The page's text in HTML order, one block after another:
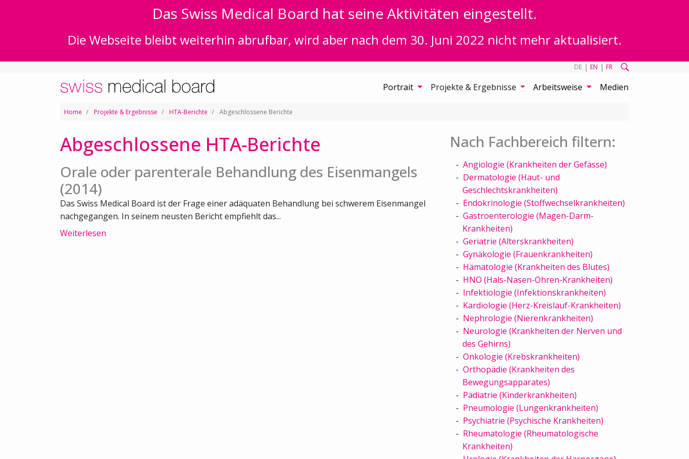
Das Swiss Medical Board hat seine Aktivitäten eingestellt.
Die Webseite bleibt weiterhin abrufbar, wird aber nach dem 30. Juni 2022 nicht mehr aktualisiert.
DE | EN | FR
Portrait Projekte & Ergebnisse Arbeitsweise Medien
Home Projekte & Ergebnisse HTA-Berichte Abgeschlossene Berichte
Abgeschlossene HTA-Berichte
Orale oder parenterale Behandlung des Eisenmangels
(2014)
Das Swiss Medical Board ist der Frage einer adäquaten Behandlung bei schwerem Eisenmangel
nachgegangen. In seinem neusten Bericht empfiehlt das...
Weiterlesen
Nach Fachbereich filtern:
Angiologie (Krankheiten der Gefässe)
Dermatologie (Haut- und
Geschlechtskrankheiten)
Endokrinologie (Stoffwechselkrankheiten)
Gastroenterologie (Magen-Darm-
Krankheiten)
Geriatrie (Alterskrankheiten)
Gynäkologie (Frauenkrankheiten)
Hämatologie (Krankheiten des Blutes)
HNO (Hals-Nasen-Ohren-Krankheiten)
Infektiologie (Infektionskrankheiten)
Kardiologie (Herz-Kreislauf-Krankheiten)
Nephrologie (Nierenkrankheiten)
Neurologie (Krankheiten der Nerven und
des Gehirns)
Onkologie (Krebskrankheiten)
Orthopädie (Krankheiten des
Bewegungsapparates)
Pädiatrie (Kinderkrankheiten)
Pneumologie (Lungenkrankheiten)
Psychiatrie (Psychische Krankheiten)
Rheumatologie (Rheumatologische
Krankheiten)